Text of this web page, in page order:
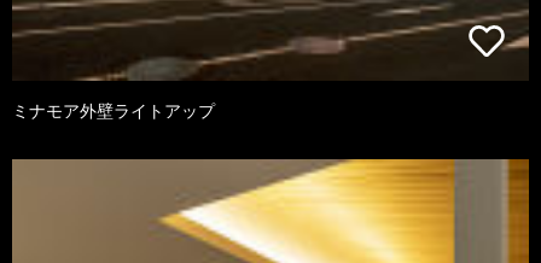
ミナモア外壁ライトアップ